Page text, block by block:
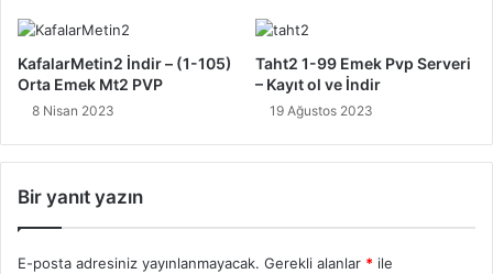
KafalarMetin2 İndir – (1-105)
Orta Emek Mt2 PVP
8 Nisan 2023
Taht2 1-99 Emek Pvp Serveri
– Kayıt ol ve İndir
19 Ağustos 2023
Bir yanıt yazın
E-posta adresiniz yayınlanmayacak. Gerekli alanlar * ile